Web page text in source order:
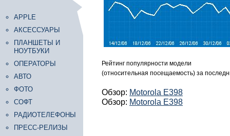
APPLE
АКСЕССУАРЫ
ПЛАНШЕТЫ И
НОУТБУКИ
ОПЕРАТОРЫ
АВТО
ФОТО
СОФТ
РАДИОТЕЛЕФОНЫ
ПРЕСС-РЕЛИЗЫ
Рейтинг популярности модели
(относительная посещаемость) за
Обзор: Motorola E398
Обзор: Motorola E398